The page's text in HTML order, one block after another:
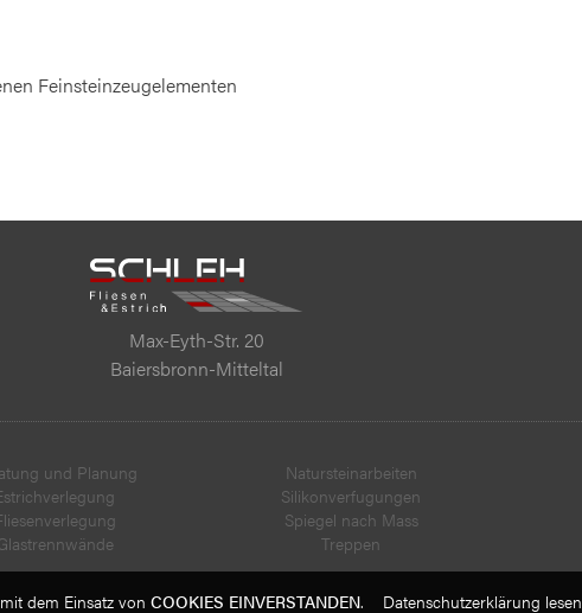
Feinsteinzeugelementen
Max-Eyth-Str. 20
Baiersbronn-Mitteltal
und Planung
Natursteinarbeiten
Silikonverfugungen
Spiegel nach Mass
Treppen
dem Einsatz von COOKIES EINVERSTANDEN. Datenschutzerklärung lesen